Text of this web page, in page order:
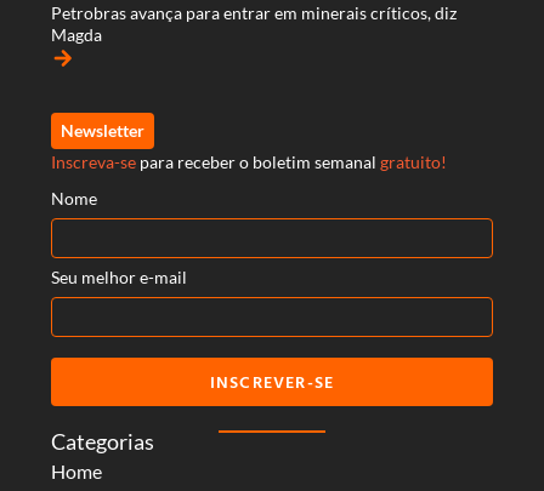
Categorias
Home
Petrobras avança para entrar em minerais críticos, diz
Magda
arrow_forward
Newsletter
Inscreva-se para receber o boletim semanal gratuito!
Nome
Seu melhor e-mail
INSCREVER-SE